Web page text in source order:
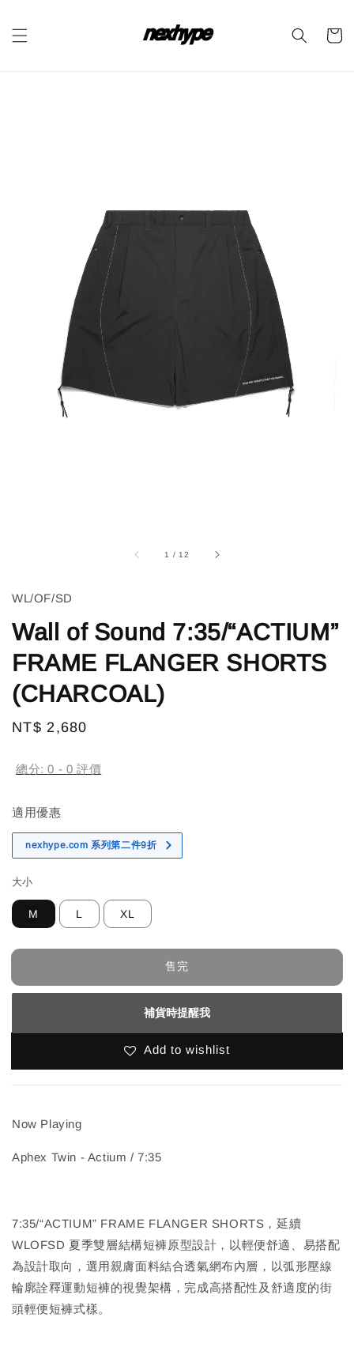
1 / 12
WL/OF/SD
Wall of Sound 7:35/“ACTIUM”
FRAME FLANGER SHORTS
(CHARCOAL)
Regular
NT$ 2,680
總分:0 - 0 評價
適用優惠
nexhype.com 系列第二件9折
大小
M L XL
售完
補貨時提醒我
Add to wishlist
Now Playing
Aphex Twin - Actium / 7:35
7:35/“ACTIUM” FRAME FLANGER SHORTS，延續
WLOFSD 夏季雙層結構短褲原型設計，以輕便舒適、易搭配
為設計取向，選用親膚面料結合透氣網布內層，以弧形壓線
輪廓詮釋運動短褲的視覺架構，完成高搭配性及舒適度的街
頭輕便短褲式樣。